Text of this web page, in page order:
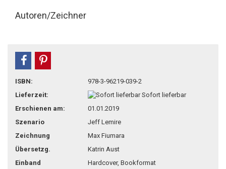
Autoren/Zeichner
teilen
ISBN:
978-3-96219-039-2
Lieferzeit:
Sofort lieferbar
Erschienen am:
01.01.2019
Szenario
Jeff Lemire
Zeichnung
Max Fiumara
Übersetzg.
Katrin Aust
Einband
Hardcover, Bookformat